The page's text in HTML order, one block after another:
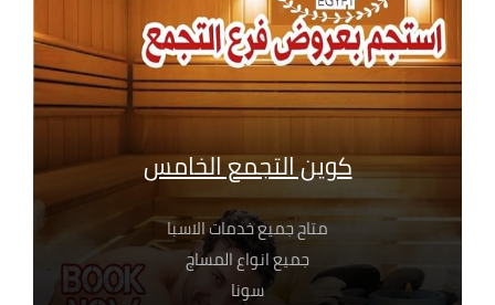
01099773147
01116550039
01050846816
كوين التجمع الخامس
متاح جميع خدمات الاسبا
جميع انواع المساج
سونا